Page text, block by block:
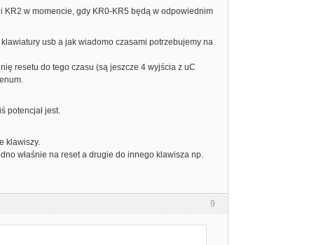
w momencie, gdy KR0-KR5 będą w odpowiednim
usb a jak wiadomo czasami potrzebujemy na
resetu do tego czasu (są jeszcze 4 wyjścia z uC
potencjał jest.
klawiszy.
właśnie na reset a drugie do innego klawisza np.
9